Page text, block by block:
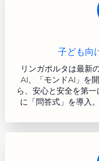
子ども向
リンガポルタは最新
AI、「モンドAI」を
ら、安心と安全を第
に「問答式」を導入